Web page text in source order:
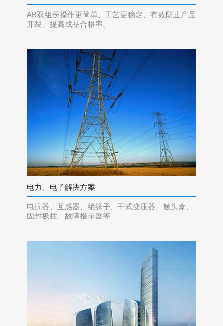
AB双组份操作更简单、工艺更稳定、有效防止产品
开裂、提高成品合格率。
电力、电子解决方案
电抗器、互感器、绝缘子、干式变压器、触头盒、
固封极柱、故障指示器等